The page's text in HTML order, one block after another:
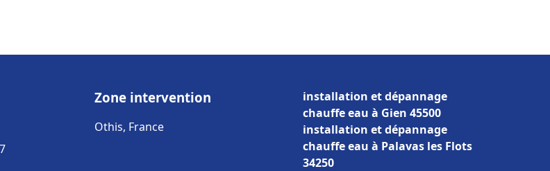
Zone intervention
Othis, France
installation et dépannage
chauffe eau à Gien 45500
installation et dépannage
chauffe eau à Palavas les Flots
34250